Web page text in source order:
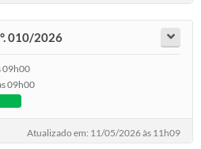
010/2026
09h00
09h00
Atualizado em: 11/05/2026 às 11h09